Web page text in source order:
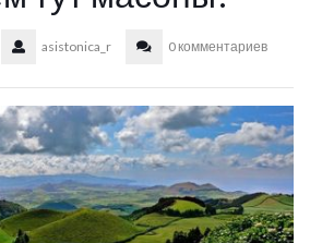
asistonica_r 0 комментариев